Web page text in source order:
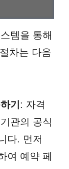
템을 통해
차는 다음
기: 자격
관의 공식
다. 먼저
여 예약 페